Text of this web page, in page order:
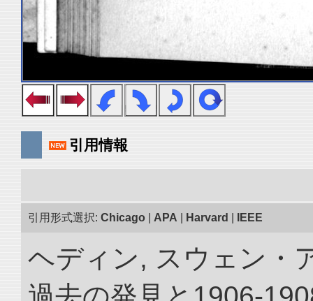
引用情報
引用形式選択: Chicago APA Harvard IEEE
ヘディン, スウェン・